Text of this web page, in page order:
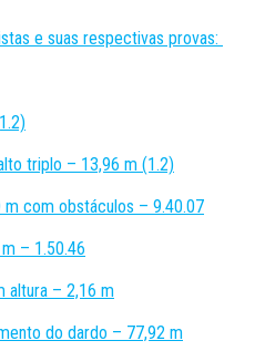
e suas respectivas provas:
triplo – 13,96 m (1.2)
m com obstáculos – 9.40.07
– 1.50.46
altura – 2,16 m
do dardo – 77,92 m